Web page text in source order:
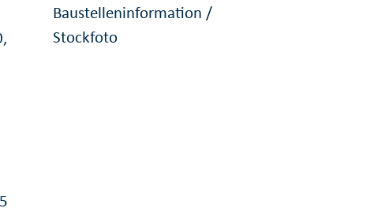
Baustelleninformation /
Stockfoto